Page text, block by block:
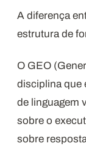
A diferença
estrutura de
O GEO
disciplina que
de linguagem
sobre o
sobre